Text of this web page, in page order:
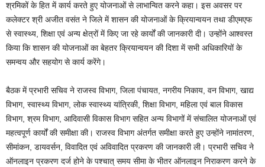
श्रमिकों के हित में कार्य करते हुए योजनाओं से लाभान्वित करने कहा। इस अवसर पर
कलेक्टर श्री अजीत वसंत ने जिले में शासन की योजनाओं के क्रियान्वयन तथा डीएमएफ
से स्वास्थ्य, शिक्षा एवं अन्य क्षेत्रों में किए जा रहे कार्यों की जानकारी दी। उन्होंने आश्वस्त
किया कि शासन की योजनाओं का बेहतर क्रियान्वयन की दिशा में सभी अधिकारियों के
समन्वय और सहयोग से कार्य करेंगे।
बैठक में प्रभारी सचिव ने राजस्व विभाग, जिला पंचायत, नगरीय निकाय, वन विभाग, खाद्य
विभाग, स्वास्थ्य विभाग, लोक स्वास्थ्य यांत्रिकी, शिक्षा विभाग, महिला एवं बाल विकास
विभाग, श्रम विभाग, आदिवासी विकास विभाग सहित अन्य विभागों में संचालित योजनाओं एवं
महत्वपूर्ण कार्यों की समीक्षा की। राजस्व विभाग अंतर्गत समीक्षा करते हुए उन्होंने नामांतरण,
सीमांकन, डायवर्सन, विवादित एवं अविवादित प्रकरण की जानकारी ली। प्रभारी सचिव ने
ऑनलाइन प्रकरण दर्ज होने के पश्चात् समय सीमा के भीतर ऑनलाइन निराकरण करने के